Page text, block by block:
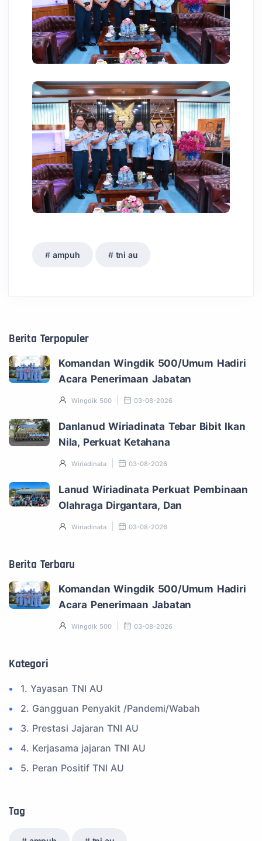
ampuh tni au
Berita Terpopuler
Komandan Wingdik 500/Umum Hadiri
Acara Penerimaan Jabatan
Wingdik 500 03-08-2026
Danlanud Wiriadinata Tebar Bibit Ikan
Nila, Perkuat Ketahana
Wiriadinata 03-08-2026
Lanud Wiriadinata Perkuat Pembinaan
Olahraga Dirgantara, Dan
Wiriadinata 03-08-2026
Berita Terbaru
Komandan Wingdik 500/Umum Hadiri
Acara Penerimaan Jabatan
Wingdik 500 03-08-2026
Kategori
1. Yayasan TNI AU
2. Gangguan Penyakit /Pandemi/Wabah
3. Prestasi Jajaran TNI AU
4. Kerjasama jajaran TNI AU
5. Peran Positif TNI AU
7. Spam Bukan Berita TNI
Tag